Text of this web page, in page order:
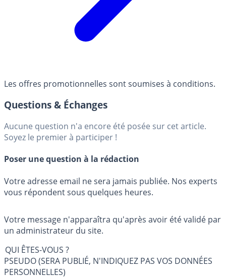
Les offres promotionnelles sont soumises à conditions.
Questions & Échanges
Aucune question n'a encore été posée sur cet article.
Soyez le premier à participer !
Poser une question à la rédaction
Votre adresse email ne sera jamais publiée. Nos experts
vous répondent sous quelques heures.
Votre message n'apparaîtra qu'après avoir été validé par
un administrateur du site.
QUI ÊTES-VOUS ?
PSEUDO (SERA PUBLIÉ, N'INDIQUEZ PAS VOS DONNÉES
PERSONNELLES)